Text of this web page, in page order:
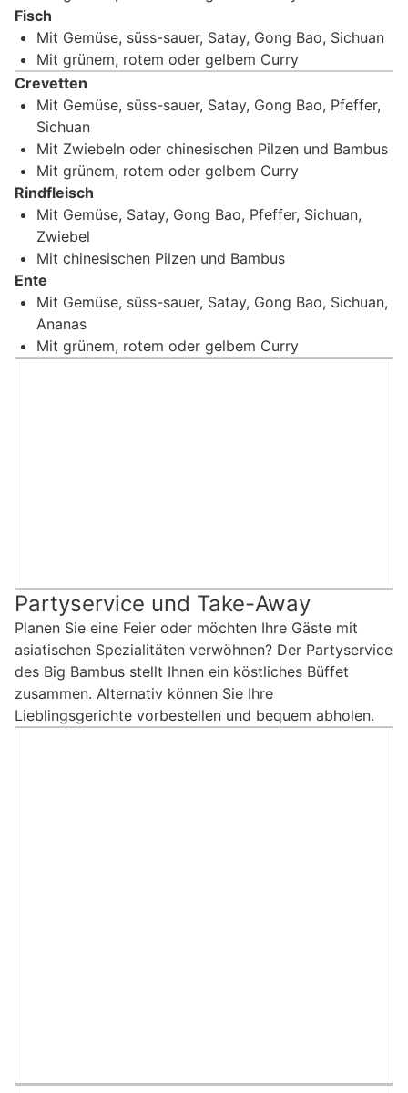
Fisch
Mit Gemüse, süss-sauer, Satay, Gong Bao, Sichuan
Mit grünem, rotem oder gelbem Curry
Crevetten
Mit Gemüse, süss-sauer, Satay, Gong Bao, Pfeffer,
Sichuan
Mit Zwiebeln oder chinesischen Pilzen und Bambus
Mit grünem, rotem oder gelbem Curry
Rindfleisch
Mit Gemüse, Satay, Gong Bao, Pfeffer, Sichuan,
Zwiebel
Mit chinesischen Pilzen und Bambus
Ente
Mit Gemüse, süss-sauer, Satay, Gong Bao, Sichuan,
Ananas
Mit grünem, rotem oder gelbem Curry
Partyservice und Take-Away
Planen Sie eine Feier oder möchten Ihre Gäste mit
asiatischen Spezialitäten verwöhnen? Der Partyservice
des Big Bambus stellt Ihnen ein köstliches Büffet
zusammen. Alternativ können Sie Ihre
Lieblingsgerichte vorbestellen und bequem abholen.